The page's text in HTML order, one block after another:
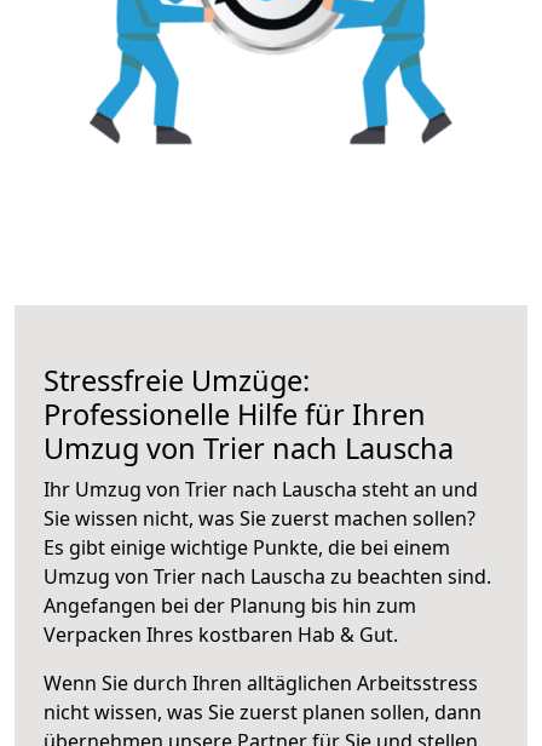
Stressfreie Umzüge:
Professionelle Hilfe für Ihren
Umzug von Trier nach Lauscha
Ihr Umzug von Trier nach Lauscha steht an und
Sie wissen nicht, was Sie zuerst machen sollen?
Es gibt einige wichtige Punkte, die bei einem
Umzug von Trier nach Lauscha zu beachten sind.
Angefangen bei der Planung bis hin zum
Verpacken Ihres kostbaren Hab & Gut.
Wenn Sie durch Ihren alltäglichen Arbeitsstress
nicht wissen, was Sie zuerst planen sollen, dann